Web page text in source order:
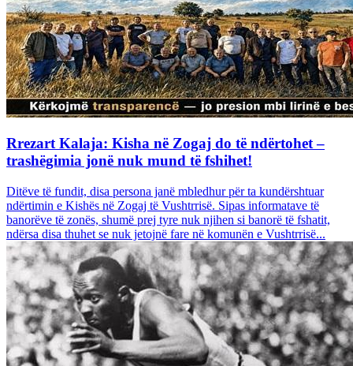
Rrezart Kalaja: Kisha në Zogaj do të ndërtohet –
trashëgimia jonë nuk mund të fshihet!
Ditëve të fundit, disa persona janë mbledhur për ta kundërshtuar
ndërtimin e Kishës në Zogaj të Vushtrrisë. Sipas informatave të
banorëve të zonës, shumë prej tyre nuk njihen si banorë të fshatit,
ndërsa disa thuhet se nuk jetojnë fare në komunën e Vushtrrisë...